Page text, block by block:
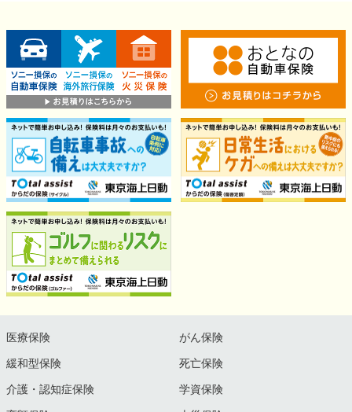
医療保険 がん保険
緩和型保険 死亡保険
介護・認知症保険 学資保険